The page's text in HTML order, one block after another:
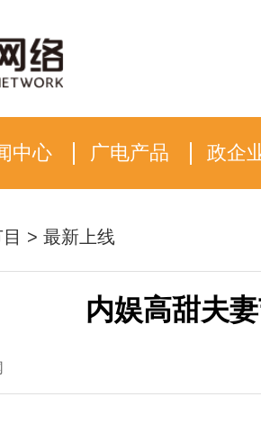
中心 广电产品 政企
> 最新上线
内娱高甜夫